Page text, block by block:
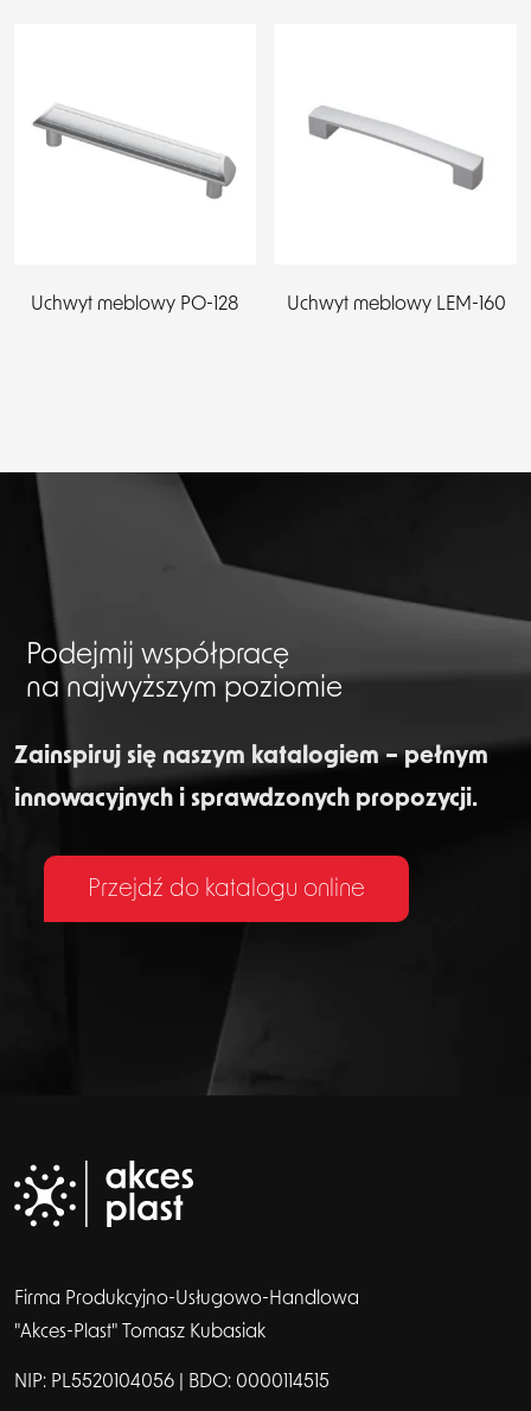
Uchwyt meblowy PO-128 Uchwyt meblowy LEM-160
Podejmij współpracę
na najwyższym poziomie
Zainspiruj się naszym katalogiem – pełnym
innowacyjnych i sprawdzonych propozycji.
Przejdź do katalogu online
Firma Produkcyjno-Usługowo-Handlowa
"Akces-Plast" Tomasz Kubasiak
NIP: PL5520104056 | BDO: 0000114515